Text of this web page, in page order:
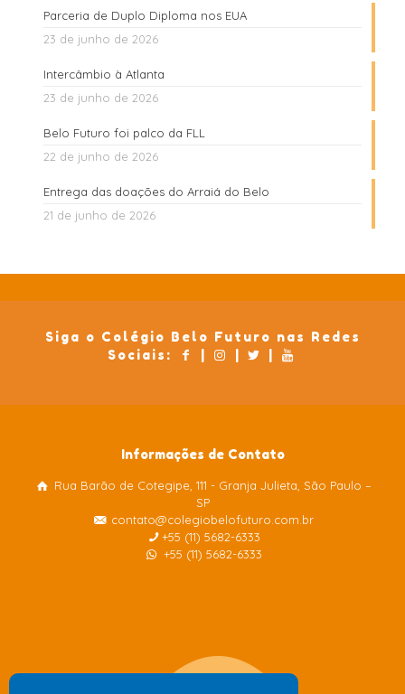
Parceria de Duplo Diploma nos EUA
23 de junho de 2026
Intercâmbio à Atlanta
23 de junho de 2026
Belo Futuro foi palco da FLL
22 de junho de 2026
Entrega das doações do Arraiá do Belo
21 de junho de 2026
Siga o Colégio Belo Futuro nas Redes
Sociais:
Informações de Contato
Rua Barão de Cotegipe, 111 - Granja Julieta, São Paulo –
SP
contato@colegiobelofuturo.com.br
+55 (11) 5682-6333
+55 (11) 5682-6333
Colégio Belo Futuro
Internacional